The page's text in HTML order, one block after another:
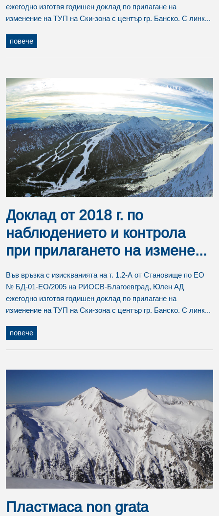
ежегодно изготвя годишен доклад по прилагане на
изменение на ТУП на Ски-зона с център гр. Банско. С линк...
повече
Доклад от 2018 г. по
наблюдението и контрола
при прилагането на измене...
Във връзка с изискванията на т. 1.2-А от Становище по ЕО
№ БД-01-ЕО/2005 на РИОСВ-Благоевград, Юлен АД
ежегодно изготвя годишен доклад по прилагане на
изменение на ТУП на Ски-зона с център гр. Банско. С линк...
повече
Пластмаса non grata